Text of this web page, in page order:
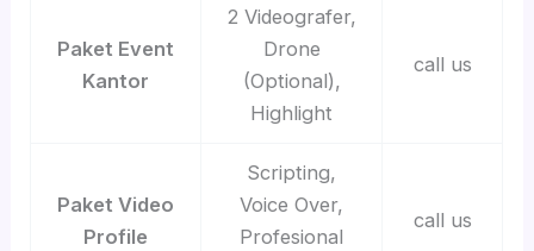
Paket Event
Kantor
2 Videografer,
Drone
(Optional),
Highlight
call us
Paket Video
Profile
Scripting,
Voice Over,
Profesional
call us